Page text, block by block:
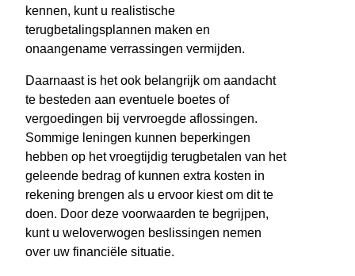
kennen, kunt u realistische
terugbetalingsplannen maken en
onaangename verrassingen vermijden.
Daarnaast is het ook belangrijk om aandacht
te besteden aan eventuele boetes of
vergoedingen bij vervroegde aflossingen.
Sommige leningen kunnen beperkingen
hebben op het vroegtijdig terugbetalen van het
geleende bedrag of kunnen extra kosten in
rekening brengen als u ervoor kiest om dit te
doen. Door deze voorwaarden te begrijpen,
kunt u weloverwogen beslissingen nemen
over uw financiële situatie.